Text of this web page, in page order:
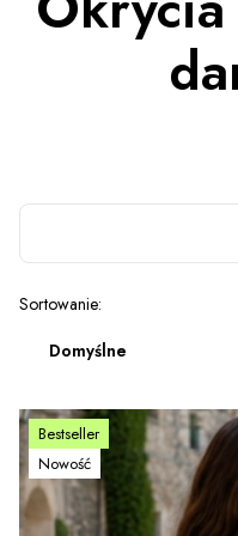
Lista produktów
Sortowanie:
Domyślne
Bestseller
Nowość